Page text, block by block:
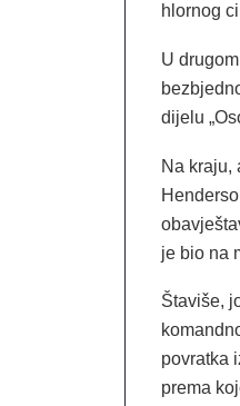
hlornog
U
dijelu
Na kraju,
je bio na
Štaviše,
povratka
prema